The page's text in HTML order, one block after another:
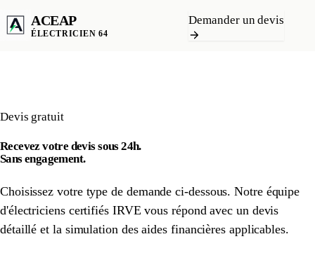
ACEAP
ÉLECTRICIEN 64
Demander un devis
Devis gratuit
Recevez votre devis sous 24h.
Sans engagement.
Choisissez votre type de demande ci-dessous. Notre équipe
d'électriciens certifiés IRVE vous répond avec un devis
détaillé et la simulation des aides financières applicables.